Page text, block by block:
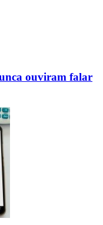
ouviram falar